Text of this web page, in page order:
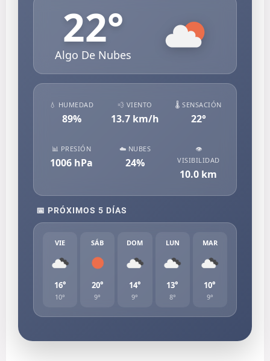
22°
Algo De Nubes
💧 HUMEDAD
89%
💨 VIENTO
13.7km/h
🌡️ SENSACIÓN
22°
📊 PRESIÓN
1006 hPa
☁️ NUBES
24%
👁️
VISIBILIDAD
10.0 km
📅 PRÓXIMOS 5 DÍAS
VIE
16°
10°
SÁB
20°
9°
DOM
14°
9°
LUN
13°
8°
MAR
10°
9°